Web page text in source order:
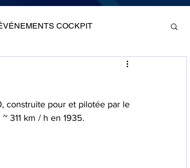
COCKPIT
construite pour et pilotée par le
311 km / h en 1935.